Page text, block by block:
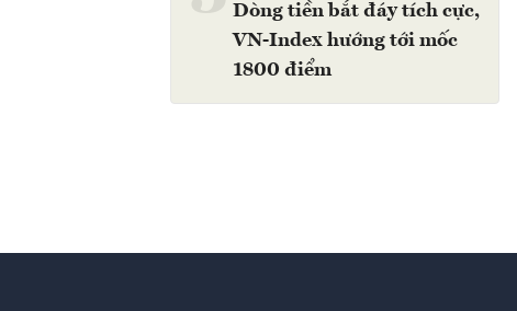
Dòng tiền bắt đáy tích cực,
VN-Index hướng tới mốc
1800 điểm